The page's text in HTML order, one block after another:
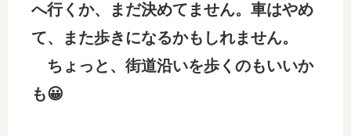
へ行くか、まだ決めてません。車はやめ
て、また歩きになるかもしれません。
ちょっと、街道沿いを歩くのもいいか
も😀